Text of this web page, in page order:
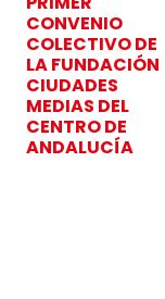
CONVENIO
COLECTIVO DE
LA FUNDACIÓN
CIUDADES
MEDIAS DEL
CENTRO DE
ANDALUCÍA